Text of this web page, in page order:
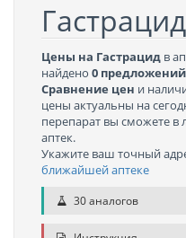
Гастрацид
Цены на Гастрацид в
найдено 0 предложений
Сравнение цен и
цены актуальны на
перепарат вы сможете
аптек.
Укажите ваш точный
ближайшей аптеке
30 аналогов